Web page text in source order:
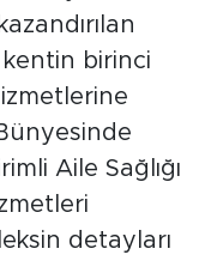
kentin birinci
Aile Sağlığı
detayları